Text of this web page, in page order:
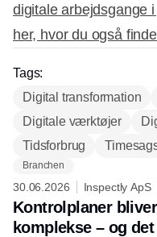
digitale arbejdsgange
her, hvor du også
Tags:
Digital transformation
Digitale værktøjer
Tidsforbrug
Branchen
30.06.2026 Inspectly ApS
Kontrolplaner
komplekse – og